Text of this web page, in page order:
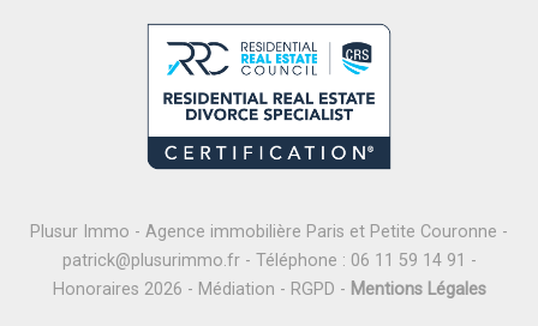
Plusur Immo - Agence immobilière Paris et Petite Couronne -
patrick@plusurimmo.fr- Téléphone : 06 11 59 14 91 -
Honoraires 2026 - Médiation - RGPD - Mentions Légales